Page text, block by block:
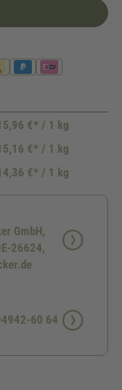
€* / 1 kg
€* / 1 kg
€* / 1 kg
GmbH,
26624,
60 64